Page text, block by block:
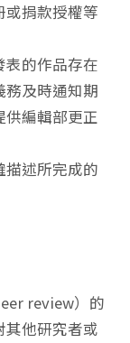
或捐款授權等
表的作品存在
務及時通知期
供編輯部更正
描述所完成的
review）的
其他研究者或